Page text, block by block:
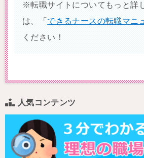
※転職サイトについてもっと詳
は、「できるナースの転職マニ
ください！
人気コンテンツ